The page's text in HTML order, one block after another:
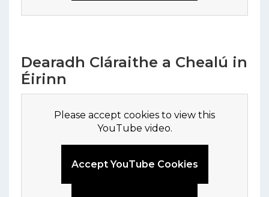
Dearadh Cláraithe a Chealú in
Éirinn
Please accept cookies to view this
YouTube video.
Accept YouTube Cookies